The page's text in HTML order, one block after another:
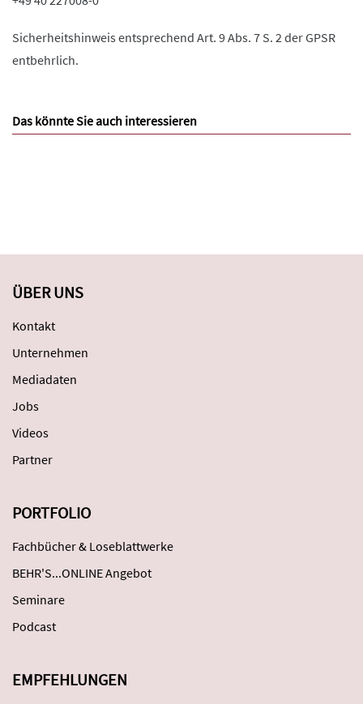
Sicherheitshinweis entsprechend Art. 9 Abs. 7 S. 2 der GPSR
entbehrlich.
Das könnte Sie auch interessieren
ÜBER UNS
Kontakt
Unternehmen
Mediadaten
Jobs
Videos
Partner
PORTFOLIO
Fachbücher & Loseblattwerke
BEHR'S...ONLINE Angebot
Seminare
Podcast
EMPFEHLUNGEN